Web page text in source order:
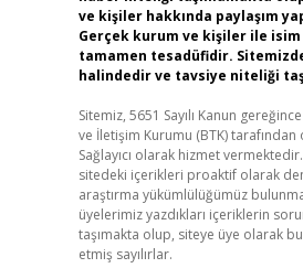
ve kişiler hakkında paylaşım
Gerçek kurum ve kişiler ile
tamamen tesadüfidir.
halindedir ve tavsiye niteliği
Sitemiz, 5651 Sayılı Kanun
ve İletişim Kurumu (BTK) tarafından
Sağlayıcı olarak hizmet
sitedeki içerikleri proaktif olarak
araştırma yükümlülüğümüz
üyelerimiz yazdıkları içeriklerin
taşımakta olup, siteye üye olarak
etmiş sayılırlar.